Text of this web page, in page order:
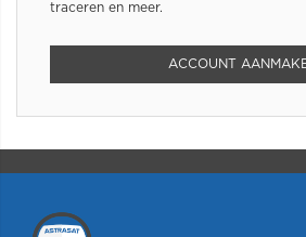
traceren en meer.
ACCOUNT